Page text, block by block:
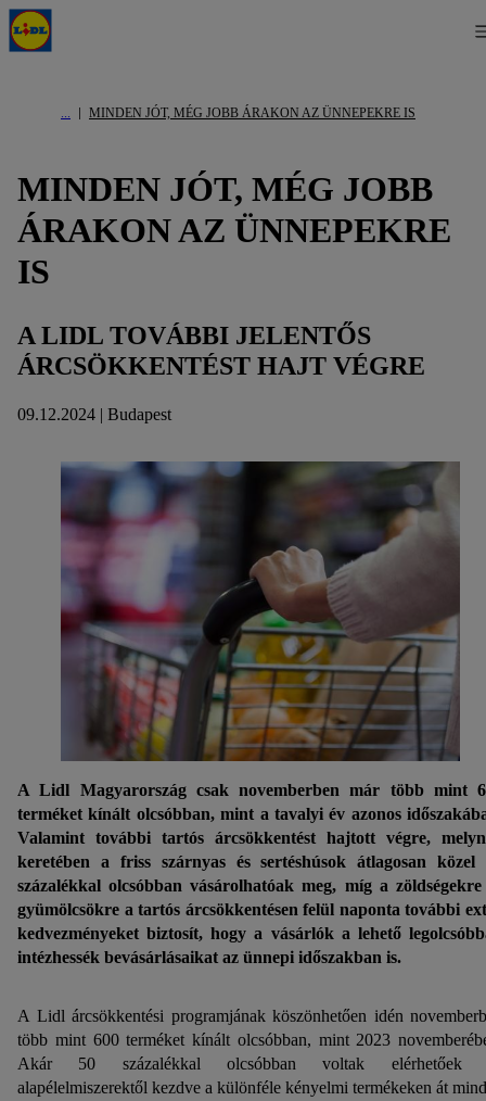
MINDEN JÓT, MÉG JOBB ÁRAKON AZ ÜNNEPEKRE IS
MINDEN JÓT, MÉG JOBB
ÁRAKON AZ ÜNNEPEKRE
IS
A LIDL TOVÁBBI JELENTŐS
ÁRCSÖKKENTÉST HAJT VÉGRE
09.12.2024 | Budapest
A Lidl Magyarország csak novemberben már több mint
terméket kínált olcsóbban, mint a tavalyi év azonos
Valamint további tartós árcsökkentést hajtott végre,
keretében a friss szárnyas és sertéshúsok átlagosan közel
százalékkal olcsóbban vásárolhatóak meg, míg a zöldségekre
gyümölcsökre a tartós árcsökkentésen felül naponta további
kedvezményeket biztosít, hogy a vásárlók a lehető
intézhessék bevásárlásaikat az ünnepi időszakban is.
A Lidl árcsökkentési programjának köszönhetően idén
több mint 600 terméket kínált olcsóbban, mint 2023
Akár 50 százalékkal olcsóbban voltak elérhetőek
alapélelmiszerektől kezdve a különféle kényelmi termékeken át